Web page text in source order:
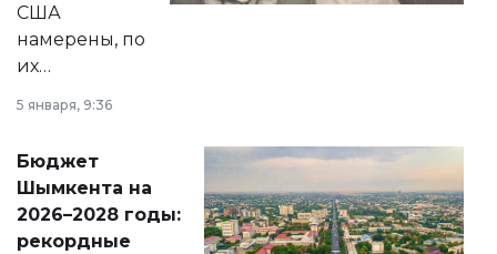
США
намерены, по
их
принести
народу
Венесуэлы.
5 января, 9:36
Бюджет
Шымкента на
2026–2028 годы:
рекордные